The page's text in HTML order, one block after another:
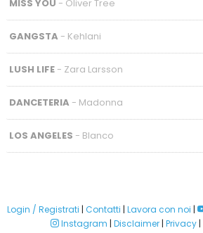
MISS YOU - Oliver Tree
GANGSTA - Kehlani
LUSH LIFE- Zara Larsson
DANCETERIA - Madonna
LOS ANGELES - Blanco
Login / Registrati | Contatti | Lavora con noi |
Instagram | Disclaimer| Privacy|